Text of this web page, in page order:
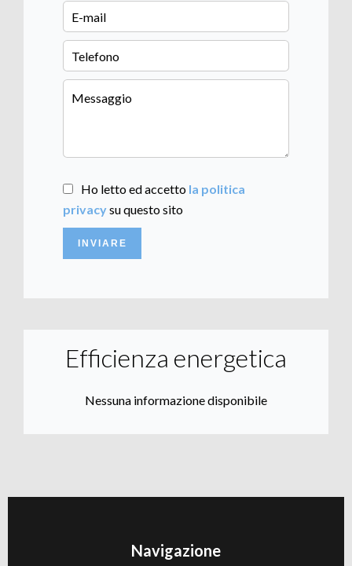
Ho letto ed accetto la politica
privacysu questo sito
INVIARE
Efficienza energetica
Nessuna informazione disponibile
Navigazione